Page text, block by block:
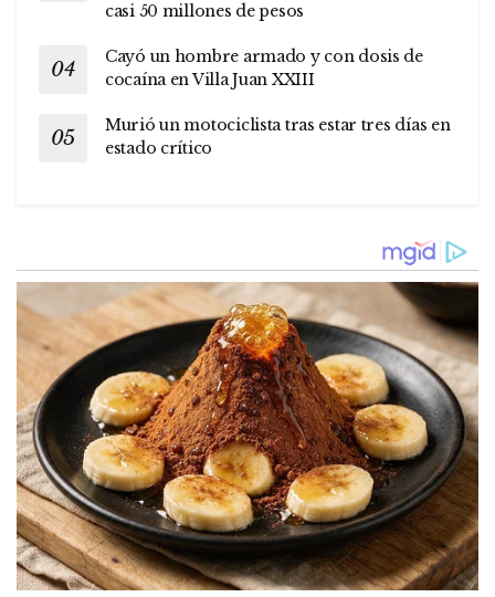
casi 50 millones de pesos
Cayó un hombre armado y con dosis de
cocaína en Villa Juan XXIII
Murió un motociclista tras estar tres días en
estado crítico